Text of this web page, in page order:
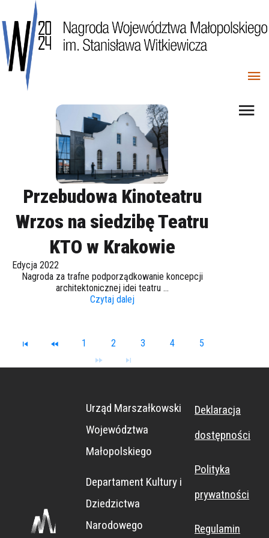
Przebudowa Kinoteatru
Wrzos na siedzibę Teatru
KTO w Krakowie
Edycja 2022
Nagroda za trafne podporządkowanie koncepcji
architektonicznej idei teatru ...
Czytaj dalej
1 2 3 4 5
Urząd Marszałkowski
Województwa
Małopolskiego
Departament Kultury i
Dziedzictwa
Narodowego
Deklaracja
dostępności
Polityka
prywatności
Regulamin